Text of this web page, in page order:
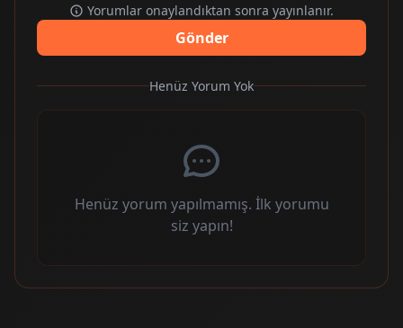
Yorumlar onaylandıktan sonra yayınlanır.
Gönder
Henüz Yorum Yok
Henüz yorum yapılmamış. İlk yorumu
siz yapın!